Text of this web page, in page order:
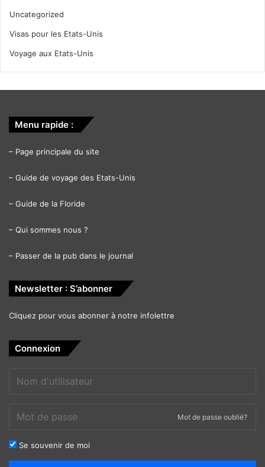
Uncategorized
Visas pour les Etats-Unis
Voyage aux Etats-Unis
Menu rapide :
– Page principale du site
– Guide de voyage des Etats-Unis
– Guide de la Floride
– Qui sommes nous ?
– Passer de la pub dans le journal
Newsletter : S’abonner
Cliquez pour vous abonner à notre infolettre
Connexion
Mot de passe oublié?
Se souvenir de moi